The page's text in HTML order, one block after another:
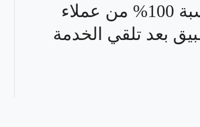
بنسبة 100% من عملاء
بعد تلقي الخدمة